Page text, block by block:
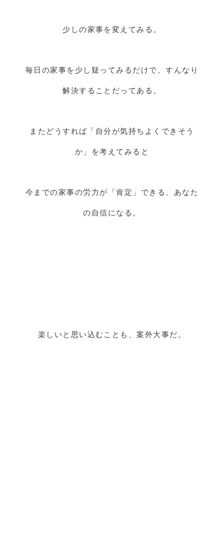
少しの家事を変えてみる。
毎日の家事を少し疑ってみるだけで、すんなり
解決することだってある。
またどうすれば「自分が気持ちよくできそう
か」を考えてみると
今までの家事の労力が「肯定」できる、あなた
の自信になる。
楽しいと思い込むことも、案外大事だ。